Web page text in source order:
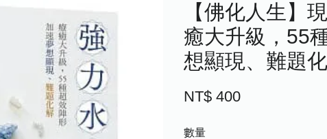
【佛化人生】
癒大升級，55
想顯現、難題
NT$ 400
數量